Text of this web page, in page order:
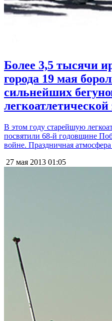
Более 3,5 тысячи
города 19 мая
сильнейших
легкоатлетической
В этом году старейшую
посвятили 68-й годовщине
войне. Праздничная
27 мая 2013 01:05